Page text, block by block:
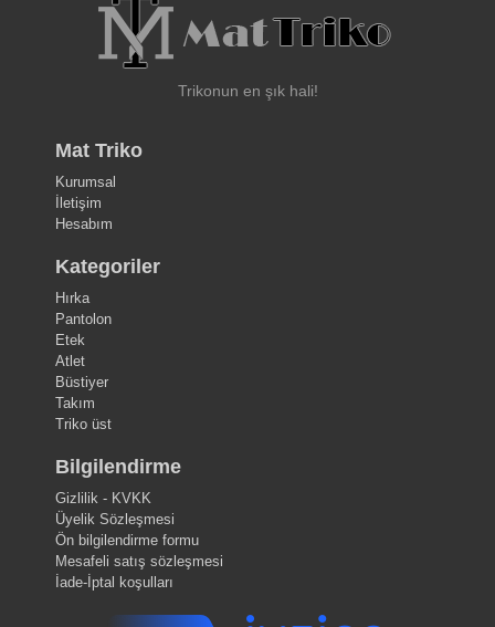
Trikonun en şık hali!
Mat Triko
Kurumsal
İletişim
Hesabım
Kategoriler
Hırka
Pantolon
Etek
Atlet
Büstiyer
Takım
Triko üst
Bilgilendirme
Gizlilik - KVKK
Üyelik Sözleşmesi
Ön bilgilendirme formu
Mesafeli satış sözleşmesi
İade-İptal koşulları